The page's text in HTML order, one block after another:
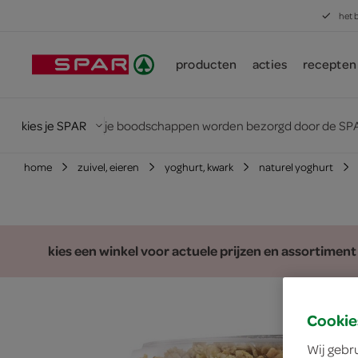
het
producten acties recepten
kies je SPAR je boodschappen worden bezorgd door de
home zuivel, eieren yoghurt, kwark naturel yoghurt
kies een winkel voor actuele prijzen en assortiment
Wij